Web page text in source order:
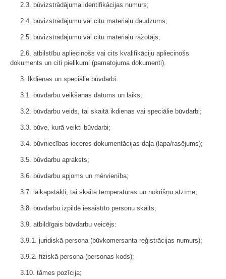
2.3. būvizstrādājuma identifikācijas numurs;
2.4. būvizstrādājumu vai citu materiālu daudzums;
2.5. būvizstrādājumu vai citu materiālu ražotājs;
2.6. atbilstību apliecinošs vai cits kvalifikāciju apliecinošs
dokuments un citi pielikumi (pamatojuma dokumenti).
3. Ikdienas un speciālie būvdarbi:
3.1. būvdarbu veikšanas datums un laiks;
3.2. būvdarbu veids, tai skaitā ikdienas vai speciālie būvdarbi;
3.3. būve, kurā veikti būvdarbi;
3.4. būvniecības ieceres dokumentācijas daļa (lapa/rasējums);
3.5. būvdarbu apraksts;
3.6. būvdarbu apjoms un mērvienība;
3.7. laikapstākļi, tai skaitā temperatūras un nokrišņu atzīme;
3.8. būvdarbu izpildē iesaistīto personu skaits;
3.9. atbildīgais būvdarbu veicējs:
3.9.1. juridiskā persona (būvkomersanta reģistrācijas numurs);
3.9.2. fiziskā persona (personas kods);
3.10. tāmes pozīcija;